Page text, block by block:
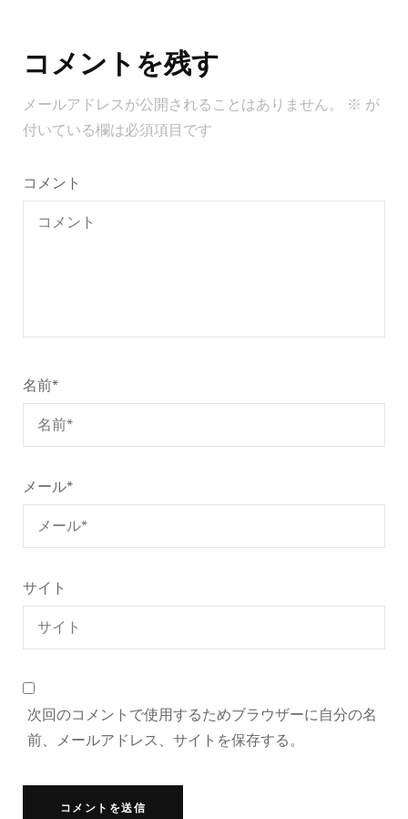
稿
ナ
ビ
ゲ
シ
ョ
ン
コメントを残す
メールアドレスが公開されることはありません。 ※ が
付いている欄は必須項目です
コメント
名前*
メール*
サイト
次回のコメントで使用するためブラウザーに自分の名
前、メールアドレス、サイトを保存する。